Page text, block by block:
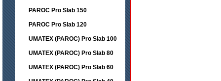
PAROC Pro Slab 150
PAROC Pro Slab 120
UMATEX (PAROC) Pro Slab 100
UMATEX (PAROC) Pro Slab 80
UMATEX (PAROC) Pro Slab 60